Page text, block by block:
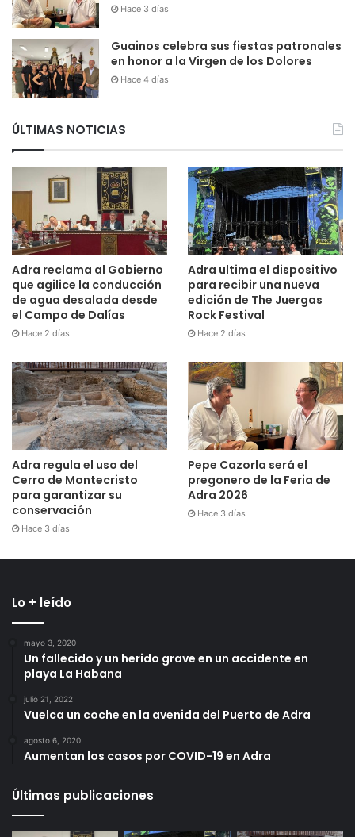
Hace 3 días
Guainos celebra sus fiestas patronales
en honor a la Virgen de los Dolores
Hace 4 días
ÚLTIMAS NOTICIAS
Adra reclama al Gobierno
que agilice la conducción
de agua desalada desde
el Campo de Dalías
Hace 2 días
Adra ultima el dispositivo
para recibir una nueva
edición de The Juergas
Rock Festival
Hace 2 días
Adra regula el uso del
Cerro de Montecristo
para garantizar su
conservación
Hace 3 días
Pepe Cazorla será el
pregonero de la Feria de
Adra 2026
Hace 3 días
Lo + leído
mayo 3, 2020
Un fallecido y un herido grave en un accidente en
playa La Habana
julio 21, 2022
Vuelca un coche en la avenida del Puerto de Adra
agosto 6, 2020
Aumentan los casos por COVID-19 en Adra
Últimas publicaciones